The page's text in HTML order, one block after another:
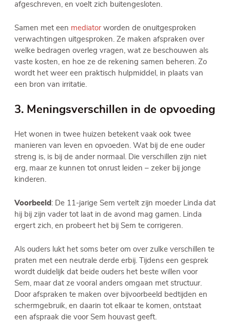
afgeschreven, en voelt zich buitengesloten.
Samen met een mediatorworden de onuitgesproken
verwachtingen uitgesproken. Ze maken afspraken over
welke bedragen overleg vragen, wat ze beschouwen als
vaste kosten, en hoe ze de rekening samen beheren. Zo
wordt het weer een praktisch hulpmiddel, in plaats van
een bron van irritatie.
3. Meningsverschillen in de opvoeding
Het wonen in twee huizen betekent vaak ook twee
manieren van leven en opvoeden. Wat bij de ene ouder
streng is, is bij de ander normaal. Die verschillen zijn niet
erg, maar ze kunnen tot onrust leiden – zeker bij jonge
kinderen.
Voorbeeld : De 11-jarige Sem vertelt zijn moeder Linda dat
hij bij zijn vader tot laat in de avond mag gamen. Linda
ergert zich, en probeert het bij Sem te corrigeren.
Als ouders lukt het soms beter om over zulke verschillen te
praten met een neutrale derde erbij. Tijdens een gesprek
wordt duidelijk dat beide ouders het beste willen voor
Sem, maar dat ze vooral anders omgaan met structuur.
Door afspraken te maken over bijvoorbeeld bedtijden en
schermgebruik, en daarin tot elkaar te komen, ontstaat
een afspraak die voor Sem houvast geeft.